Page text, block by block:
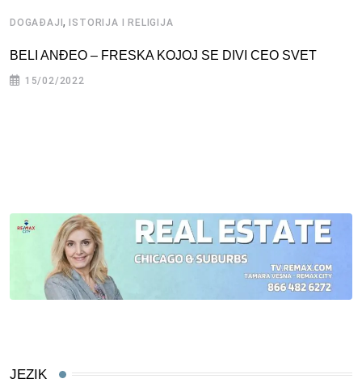
DOGAĐAJI,ISTORIJA I RELIGIJA
BELI ANĐEO – FRESKA KOJOJ SE DIVI CEO SVET
15/02/2022
JEZIK